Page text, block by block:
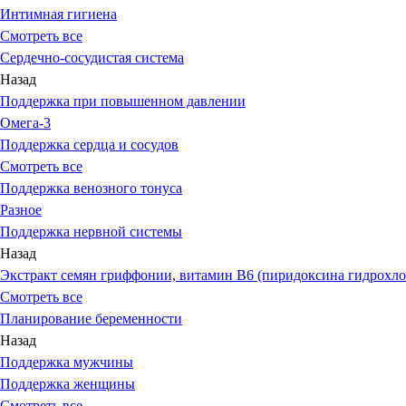
Интимная гигиена
Смотреть все
Сердечно-сосудистая система
Назад
Поддержка при повышенном давлении
Омега-3
Поддержка сердца и сосудов
Смотреть все
Поддержка венозного тонуса
Разное
Поддержка нервной системы
Назад
Экстракт семян гриффонии, витамин В6 (пиридоксина
Смотреть все
Планирование беременности
Назад
Поддержка мужчины
Поддержка женщины